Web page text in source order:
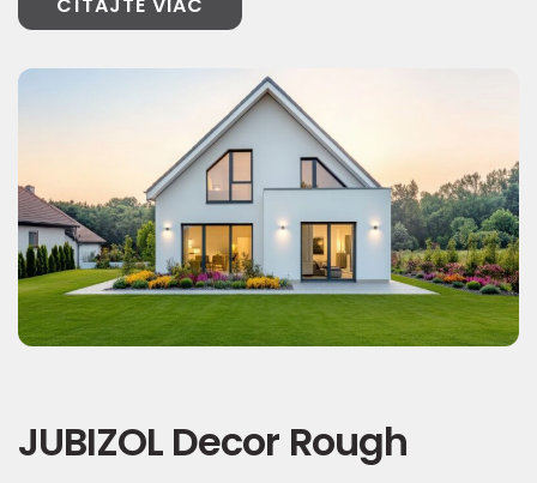
JUBIZOL Decor Rough